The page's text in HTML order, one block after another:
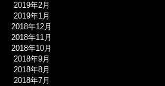
2019年2月
2019年1月
2018年12月
2018年11月
2018年10月
2018年9月
2018年8月
2018年7月